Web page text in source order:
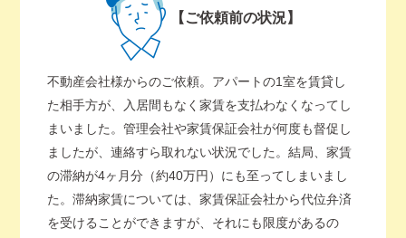
【ご依頼前の状況】
不動産会社様からのご依頼。アパートの1室を賃貸し
た相手方が、入居間もなく家賃を支払わなくなってし
まいました。管理会社や家賃保証会社が何度も督促し
ましたが、連絡すら取れない状況でした。結局、家賃
の滞納が4ヶ月分（約40万円）にも至ってしまいまし
た。滞納家賃については、家賃保証会社から代位弁済
を受けることができますが、それにも限度があるの